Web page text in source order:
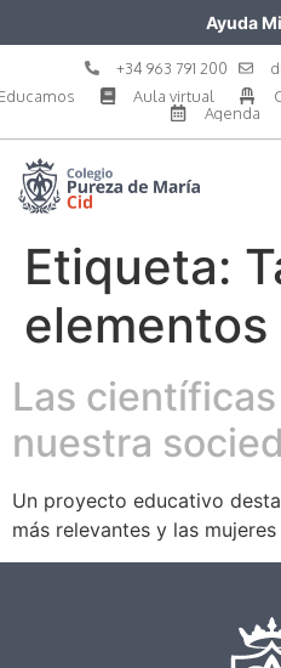
Ayuda
+34 963 791 200
Aula virtual
Agenda
Etiqueta:
elementos
Las
nuestra
Un proyecto educativo
más relevantes y las